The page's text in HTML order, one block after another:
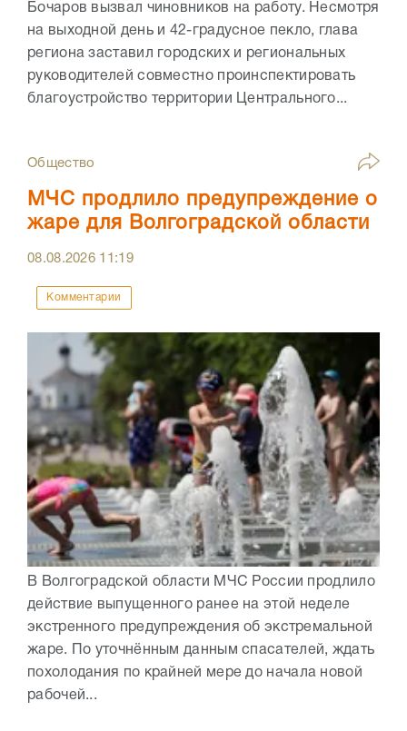
Бочаров вызвал чиновников на работу. Несмотря
на выходной день и 42-градусное пекло, глава
региона заставил городских и региональных
руководителей совместно проинспектировать
благоустройство территории Центрального...
Общество
МЧС продлило предупреждение о
жаре для Волгоградской области
08.08.2026 11:19
Комментарии
В Волгоградской области МЧС России продлило
действие выпущенного ранее на этой неделе
экстренного предупреждения об экстремальной
жаре. По уточнённым данным спасателей, ждать
похолодания по крайней мере до начала новой
рабочей...